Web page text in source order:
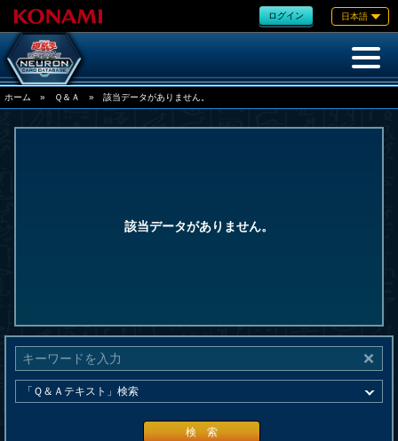
ログイン 日本語
ホーム » Ｑ＆Ａ » 該当データがありません。
該当データがありません。
検 索